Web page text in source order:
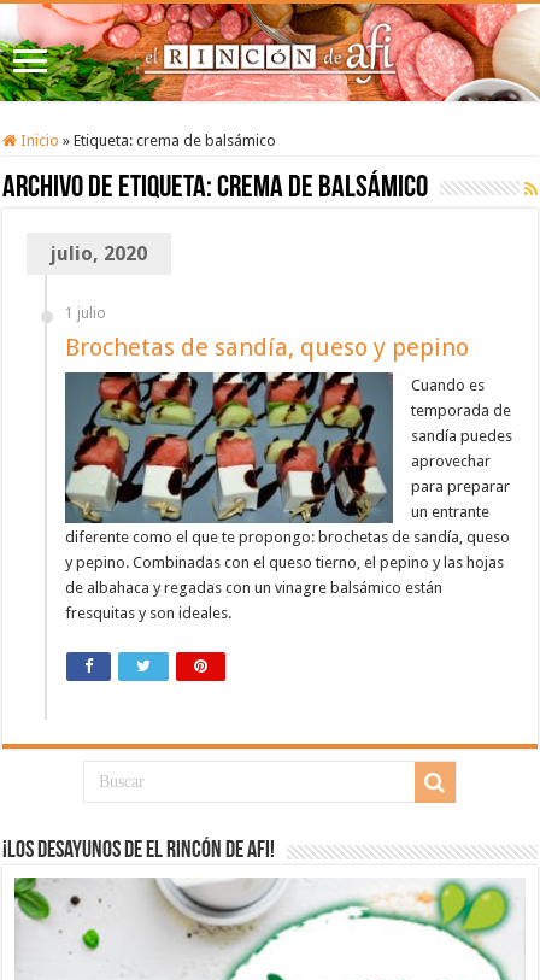
Inicio » Etiqueta:crema de balsámico
Archivo de etiqueta:crema de balsámico
julio, 2020
1 julio
Brochetas de sandía, queso y pepino
Cuando es
temporada de
sandía puedes
aprovechar
para preparar
un entrante
diferente como el que te propongo: brochetas de sandía, queso
y pepino. Combinadas con el queso tierno, el pepino y las hojas
de albahaca y regadas con un vinagre balsámico están
fresquitas y son ideales.
¡Los desayunos de El Rincón de Afi!